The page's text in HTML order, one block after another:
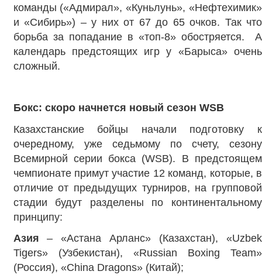
команды («Адмирал», «Куньлунь», «Нефтехимик»
и «Сибирь») – у них от 67 до 65 очков. Так что
борьба за попадание в «топ-8» обостряется. А
календарь предстоящих игр у «Барыса» очень
сложный.
Бокс: скоро начнется новый сезон WSB
Казахстанские бойцы начали подготовку к
очередному, уже седьмому по счету, сезону
Всемирной серии бокса (WSB). В предстоящем
чемпионате примут участие 12 команд, которые, в
отличие от предыдущих турниров, на групповой
стадии будут разделены по континентальному
принципу:
Азия– «Астана Арланс» (Казахстан), «Uzbek
Tigers» (Узбекистан), «Russian Boxing Team»
(Россия), «Сhina Dragons» (Китай);